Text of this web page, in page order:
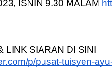
ISNIN 9.30 MALAM
LINK SIARAN DI SINI
p/pusat-tuisyen-